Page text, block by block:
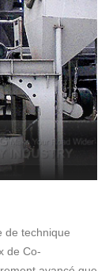
de technique
de Co-